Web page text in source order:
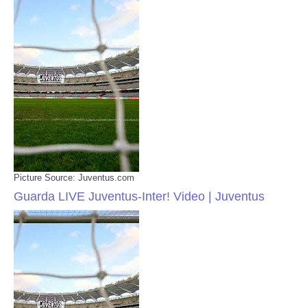
Picture Source: Juventus.com
Guarda LIVE Juventus-Inter! Video | Juventus